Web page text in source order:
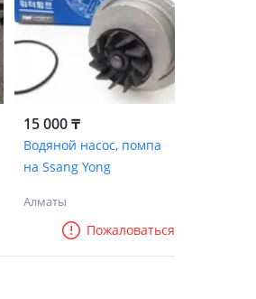
15 000 ₸
Водяной насос, помпа
на Ssang Yong
Алматы
Пожаловаться